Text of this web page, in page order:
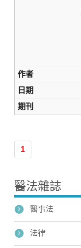
1
醫法雜誌
醫事法
法律